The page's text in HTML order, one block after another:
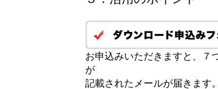
お申込みいただきますと、７
が
記載されたメールが届きます